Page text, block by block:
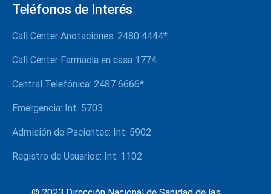
Teléfonos de Interés
Call Center Anotaciones: 2480 4444*
Call Center Farmacia en casa 1774
Central Telefónica: 2487 6666*
Emergencia: Int. 5703
Admisión de Pacientes: Int. 5902
Registro de Usuarios: Int. 1102